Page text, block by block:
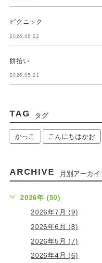
ピクニック
2026.05.22
餅拾い
2026.05.21
TAG タグ
かっこ こんにちはかお
ARCHIVE 月別アーカイ
2026年 (50)
2026年7月 (9)
2026年6月 (8)
2026年5月 (7)
2026年4月 (6)